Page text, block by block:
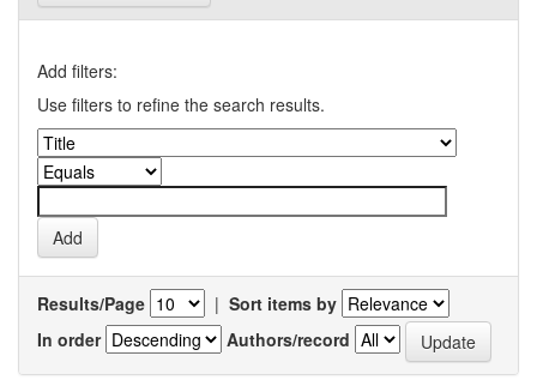
Add filters:
Use filters to refine the search results.
Results/Page | Sort items by
In order
Authors/record